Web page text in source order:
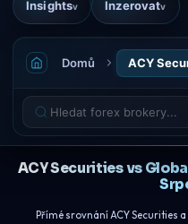
Insightsv Inzerovatv
Domů ACY
ACY Securities vs
Přímé srovnání ACY Securities